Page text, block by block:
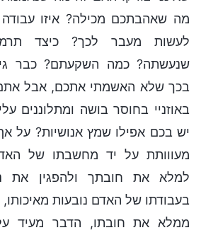
מה שאהבתכם מכילה? איזו
לעשות מעבר לכך? כיצד
שנעשתה? כמה השקעתם? כבר
בכך שלא האשמתי אתכם, אבל אתם
באוזניי בחוסר בושה ומתלוננים
יש בכם אפילו שמץ אנושיות? על
מעווותת על יד מחשבתו של
למלא את חובתך ולהפגין את
בעבודתו של האדם נובעות
ממלא את חובתו, הדבר מעיד